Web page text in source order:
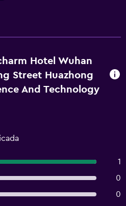
Hotel Wuhan
Street Huazhong
And Technology
1
0
0